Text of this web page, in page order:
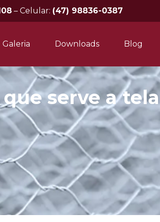
– Celular: (47) 98836-0387
Galeria Downloads Blog
serve a tela